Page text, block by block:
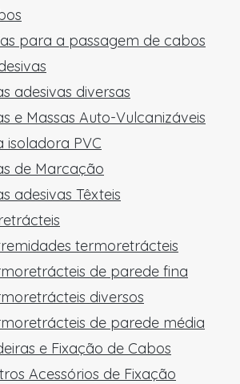
para a passagem de cabos
adesivas diversas
e Massas Auto-Vulcanizáveis
isoladora PVC
de Marcação
adesivas Têxteis
termoretrácteis
de parede fina
diversos
de parede média
e Fixação de Cabos
Acessórios de Fixação